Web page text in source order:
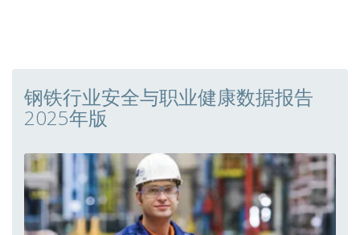
钢铁行业安全与职业健康数据报告
2025年版